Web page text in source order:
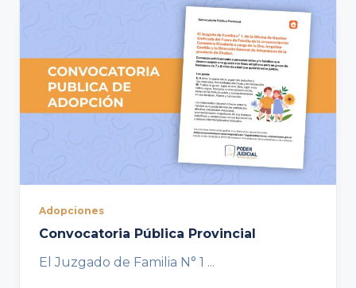
Adopciones
Convocatoria Pública Provincial
El Juzgado de Familia N° 1 ...